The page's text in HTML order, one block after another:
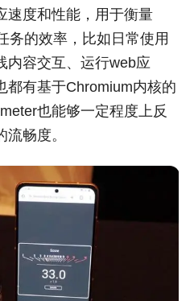
速度和性能，用于衡量
务的效率，比如日常使用
内容交互、运行web应
都有基于Chromium内核的
也能够一定程度上反
畅度。